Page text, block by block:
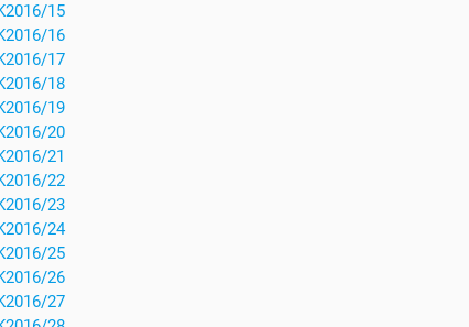
15
16
17
18
19
20
21
22
23
24
25
26
27